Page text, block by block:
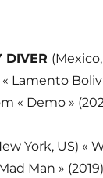
DIVER
Lamento
« Demo »
York, US) «
Man » (2019)